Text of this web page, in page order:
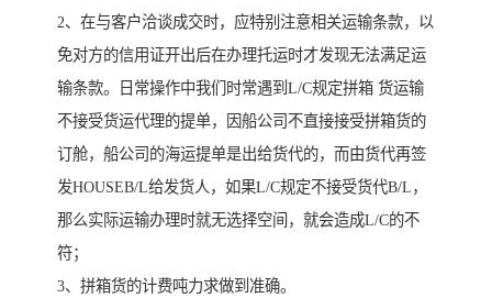
2、在与客户洽谈成交时，应特别注意相关运输条款，以
免对方的信用证开出后在办理托运时才发现无法满足运
输条款。日常操作中我们时常遇到L/C规定拼箱 货运输
不接受货运代理的提单，因船公司不直接接受拼箱货的
订舱，船公司的海运提单是出给货代的，而由货代再签
发HOUSEB/L给发货人，如果L/C规定不接受货代B/L，
那么实际运输办理时就无选择空间，就会造成L/C的不
符；
3、拼箱货的计费吨力求做到准确。